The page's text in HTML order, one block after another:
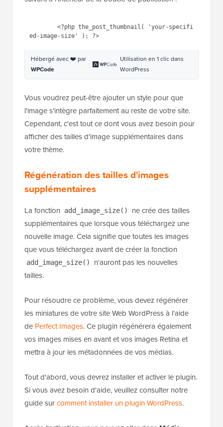
nous ne recommandons pas de modifier
vous savez ce que vous faites. Une petite
préférable d'utiliser un thème enfant pour des
personnalisations comme celle-ci.
Pour ce faire, vous pouvez ouvrir le fichier de thème
où vous souhaitez afficher l'image (comme
ou
) et ajouter le code
suivant à l'intérieur de la boucle de publication :
1 <?php the_post_thumbnail(
specified-image-size'
Hébergé avec ❤️ par
WPCode
Utilisation en 1 clic dans
Vous voudrez peut-être ajouter un style pour que
l'image s'intègre parfaitement au reste de votre site.
afficher des tailles d'image supplémentaires dans
votre thème.
Régénération des tailles d'images
supplémentaires
supplémentaires que lorsque vous téléchargez une
nouvelle image. Cela signifie que toutes les images
que vous téléchargez avant de créer la fonction
n'auront pas les nouvelles